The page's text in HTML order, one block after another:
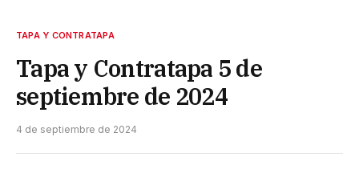
TAPA Y CONTRATAPA
Tapa y Contratapa 5 de
septiembre de 2024
4 de septiembre de 2024